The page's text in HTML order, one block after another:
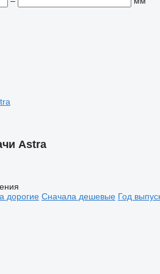
Astra
дорогие Сначала дешевые Год